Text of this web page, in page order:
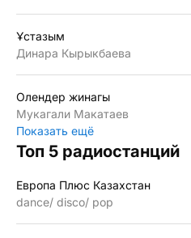
Ұстазым
Динара Кырыкбаева
Олендер жинагы
Мукагали Макатаев
Показать ещё
Топ 5 радиостанций
Европа Плюс Казахстан
dance disco pop